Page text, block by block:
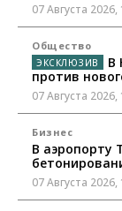
07 Августа 2026,
Общество
В
против
07 Августа 2026,
Бизнес
В аэропорту
07 Августа 2026,